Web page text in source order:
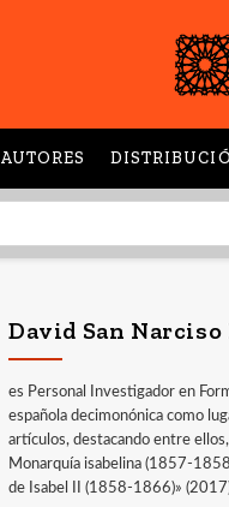
AUTORES
David San
es Personal Investigador en
española decimonónica como
artículos, destacando entre
Monarquía isabelina (1857-
de Isabel II (1858-1866)»